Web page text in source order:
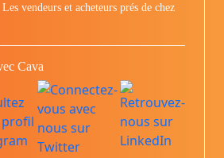
vendeurs et acheteurs prés de chez
Cava